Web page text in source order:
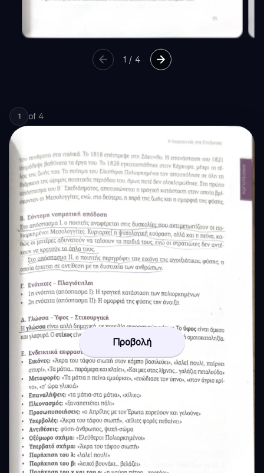
1 /4
1 of 4
Προβολή